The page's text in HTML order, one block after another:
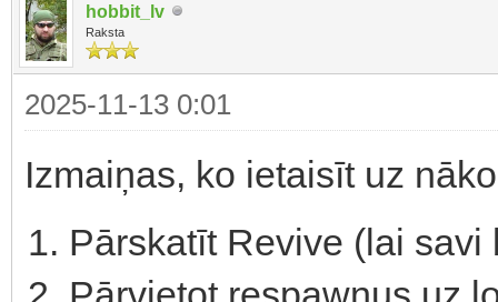
hobbit_lv
Raksta
2025-11-13 0:01
Izmaiņas, ko ietaisīt uz
Pārskatīt Revive (lai